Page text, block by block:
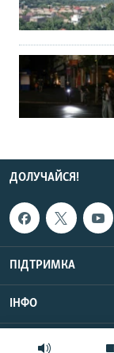
ДОЛУЧАЙСЯ!
ПІДТРИМКА
ІНФО